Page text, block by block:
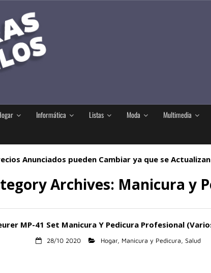
Informática Listas Moda
Multimedia
Anunciados pueden Cambiar ya que se
Archives: Manicura y
MP-41 Set Manicura Y Pedicura Profesional
28/10 2020 Hogar, Manicura y Pedicura Salud